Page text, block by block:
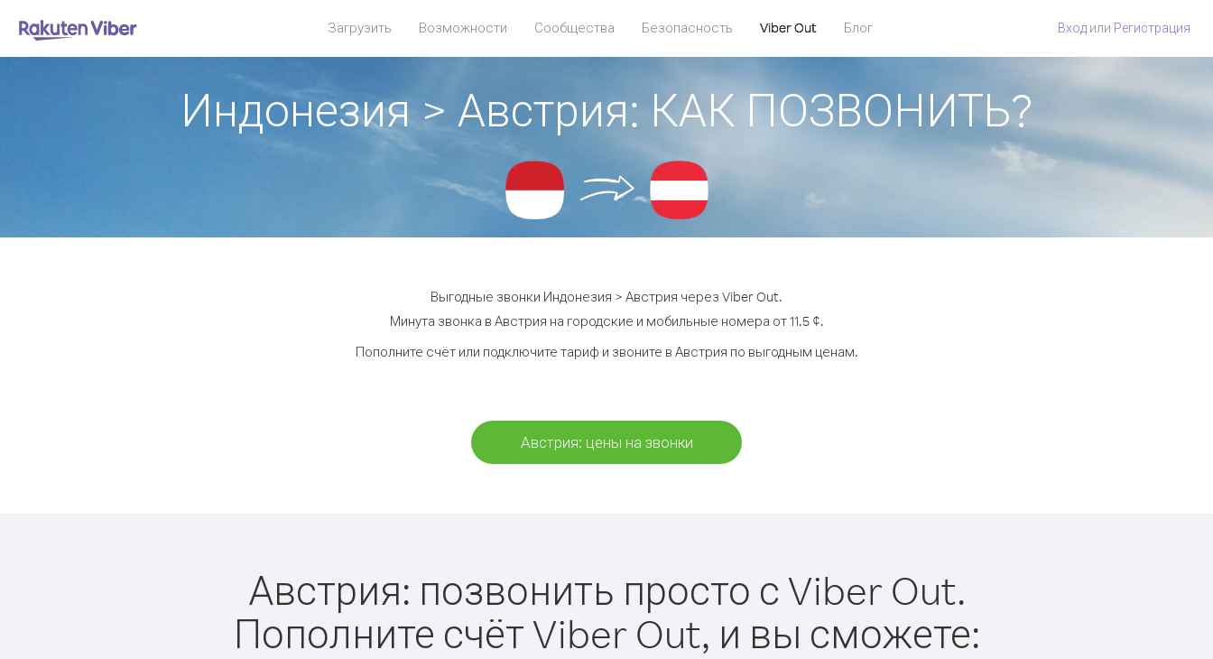
Загрузить Возможности Сообщества Безопасность Viber Out Блог Вход или Регистрация
Индонезия > Австрия: КАК ПОЗВОНИТЬ?
Выгодные звонки Индонезия > Австрия через Viber Out.
Минута звонка в Австрия на городские и мобильные номера от 11.5 ¢.
Пополните счёт или подключите тариф и звоните в Австрия по выгодным ценам.
Австрия: цены на звонки
Австрия: позвонить просто с Viber Out.
Пополните счёт Viber Out, и вы сможете: